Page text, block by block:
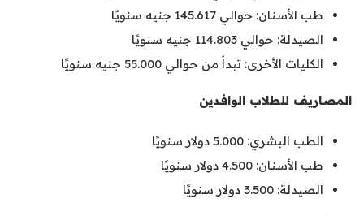
طب الأسنان: حوالي 145.617 جنيه سنويًا
الصيدلة: حوالي 114.803 جنيه سنويًا
الكليات الأخرى: تبدأ من حوالي 55.000 جنيه سنويًا
المصاريف للطلاب الوافدين
الطب البشري: 5.000 دولار سنويًا
طب الأسنان: 4.500 دولار سنويًا
الصيدلة: 3.500 دولار سنويًا